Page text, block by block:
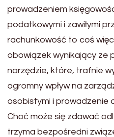
prowadzeniem
podatkowymi i zawiłymi
rachunkowość to coś
obowiązek wynikający ze
narzędzie, które, trafnie
ogromny wpływ na
osobistymi i prowadzenie
Choć może się zdawać
trzyma bezpośredni